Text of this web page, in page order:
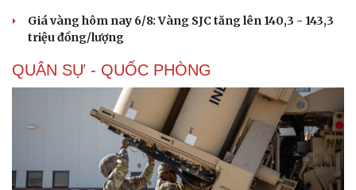
Nhi khoa
Nam khoa
Làm đẹp - giảm cân
Phòng mạch online
Giá vàng hôm nay 6/8: Vàng SJC tăng lên 140,3 - 143,3
triệu đồng/lượng
QUÂN SỰ - QUỐC PHÒNG